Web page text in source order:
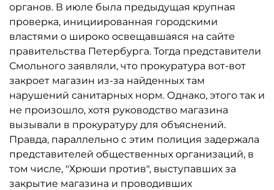
органов. В июле была предыдущая крупная
проверка, инициированная городскими
властями о широко освещавшаяся на сайте
правительства Петербурга. Тогда представители
Смольного заявляли, что прокуратура вот-вот
закроет магазин из-за найденных там
нарушений санитарных норм. Однако, этого так и
не произошло, хотя руководство магазина
вызывали в прокуратуру для объяснений.
Правда, параллельно с этим полиция задержала
представителей общественных организаций, в
том числе, "Хрюши против", выступавших за
закрытие магазина и проводивших